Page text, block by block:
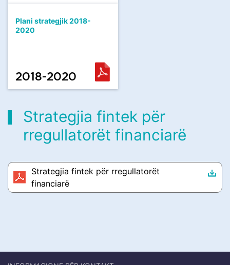
Plani strategjik 2018-
2020
2018-2020
Strategjia fintek për
rregullatorët financiarë
Strategjia fintek për rregullatorët
financiarë